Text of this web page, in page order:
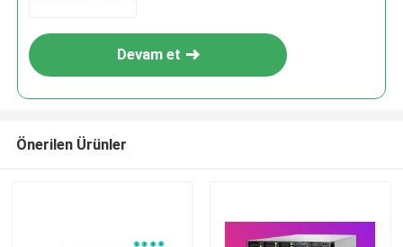
Devam et
Önerilen Ürünler